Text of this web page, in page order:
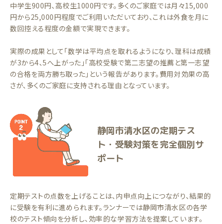
中学生900円、高校生1000円です。多くのご家庭では月々15,000
円から25,000円程度でご利用いただいており、これは外食を月に
数回控える程度の金額で実現できます。
実際の成果として「数学は平均点を取れるようになり、理科は成績
が3から4、5へ上がった」「高校受験で第二志望の推薦と第一志望
の合格を両方勝ち取った」という報告があります。費用対効果の高
さが、多くのご家庭に支持される理由となっています。
静岡市清水区の定期テス
ト・受験対策を完全個別サ
ポート
定期テストの点数を上げることは、内申点向上につながり、結果的
に受験を有利に進められます。ランナーでは静岡市清水区の各学
校のテスト傾向を分析し、効率的な学習方法を提案しています。